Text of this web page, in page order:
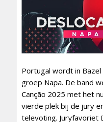
Portugal wordt in
groep Napa. De band
Canção 2025 met het
vierde plek bij de jury
televoting. Juryfavoriet